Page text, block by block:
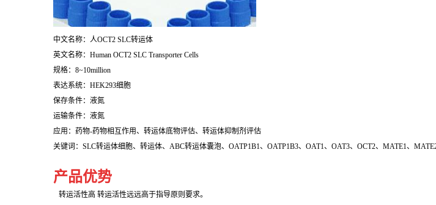
中文名称：人OCT2 SLC转运体
英文名称：Human OCT2 SLC Transporter Cells
规格：8~10million
表达系统：HEK293细胞
保存条件：液氮
运输条件：液氮
应用：药物-药物相互作用、转运体底物评估、转运体抑制剂评估
关键词：SLC转运体细胞、转运体、ABC转运体囊泡、OATP1B1、OATP1B3、OAT1、OAT3、OCT2、MATE1、
产品优势
转运活性高 转运活性远远高于指导原则要求。